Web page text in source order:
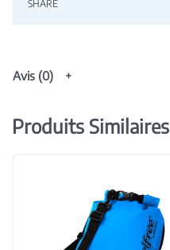
SHARE
Avis (0)
Produits Similaires